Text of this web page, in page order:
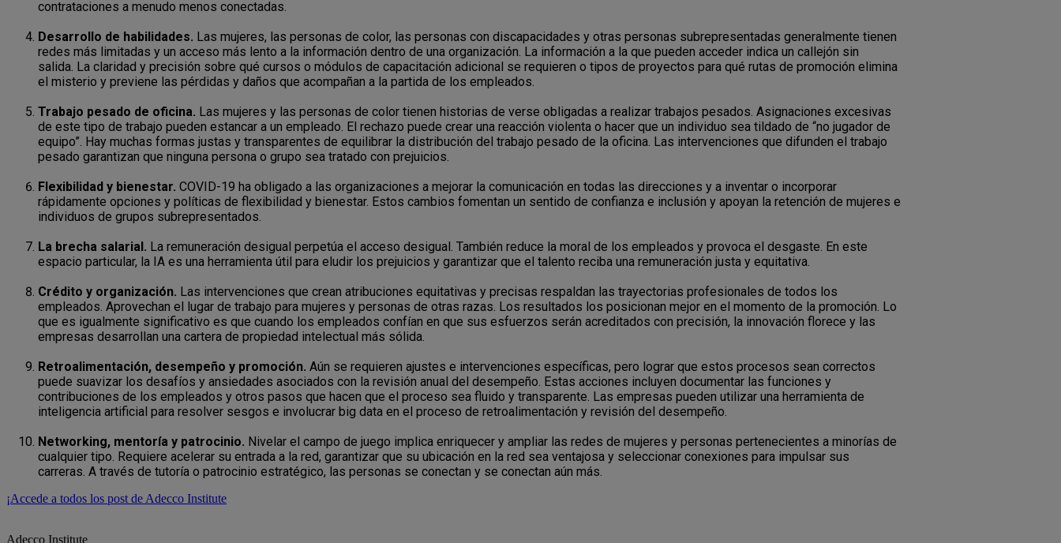
contrataciones a menudo menos conectadas.
Desarrollo de habilidades. Las mujeres, las personas de color, las personas con discapacidades y otras personas subrepresentadas generalmente tienen
redes más limitadas y un acceso más lento a la información dentro de una organización. La información a la que pueden acceder indica un callejón sin
salida. La claridad y precisión sobre qué cursos o módulos de capacitación adicional se requieren o tipos de proyectos para qué rutas de promoción elimina
el misterio y previene las pérdidas y daños que acompañan a la partida de los empleados.
Trabajo pesado de oficina. Las mujeres y las personas de color tienen historias de verse obligadas a realizar trabajos pesados. Asignaciones excesivas
de este tipo de trabajo pueden estancar a un empleado. El rechazo puede crear una reacción violenta o hacer que un individuo sea tildado de “no jugador de
equipo”. Hay muchas formas justas y transparentes de equilibrar la distribución del trabajo pesado de la oficina. Las intervenciones que difunden el trabajo
pesado garantizan que ninguna persona o grupo sea tratado con prejuicios.
Flexibilidad y bienestar. COVID-19 ha obligado a las organizaciones a mejorar la comunicación en todas las direcciones y a inventar o incorporar
rápidamente opciones y políticas de flexibilidad y bienestar. Estos cambios fomentan un sentido de confianza e inclusión y apoyan la retención de mujeres e
individuos de grupos subrepresentados.
La brecha salarial. La remuneración desigual perpetúa el acceso desigual. También reduce la moral de los empleados y provoca el desgaste. En este
espacio particular, la IA es una herramienta útil para eludir los prejuicios y garantizar que el talento reciba una remuneración justa y equitativa.
Crédito y organización. Las intervenciones que crean atribuciones equitativas y precisas respaldan las trayectorias profesionales de todos los
empleados. Aprovechan el lugar de trabajo para mujeres y personas de otras razas. Los resultados los posicionan mejor en el momento de la promoción. Lo
que es igualmente significativo es que cuando los empleados confían en que sus esfuerzos serán acreditados con precisión, la innovación florece y las
empresas desarrollan una cartera de propiedad intelectual más sólida.
Retroalimentación, desempeño y promoción. Aún se requieren ajustes e intervenciones específicas, pero lograr que estos procesos sean correctos
puede suavizar los desafíos y ansiedades asociados con la revisión anual del desempeño. Estas acciones incluyen documentar las funciones y
contribuciones de los empleados y otros pasos que hacen que el proceso sea fluido y transparente. Las empresas pueden utilizar una herramienta de
inteligencia artificial para resolver sesgos e involucrar big data en el proceso de retroalimentación y revisión del desempeño.
Networking, mentoría y patrocinio. Nivelar el campo de juego implica enriquecer y ampliar las redes de mujeres y personas pertenecientes a minorías de
cualquier tipo. Requiere acelerar su entrada a la red, garantizar que su ubicación en la red sea ventajosa y seleccionar conexiones para impulsar sus
carreras. A través de tutoría o patrocinio estratégico, las personas se conectan y se conectan aún más.
¡Accede a todos los post de Adecco Institute
Adecco Institute